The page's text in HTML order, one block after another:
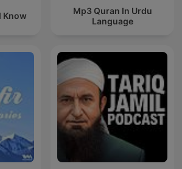
Know
Mp3 Quran In Urdu
Language